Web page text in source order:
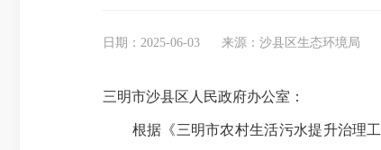
日期：2025-06-03 来源：沙县区生态环境局
三明市沙县区人民政府办公室：
根据《三明市农村生活污水提升治理工